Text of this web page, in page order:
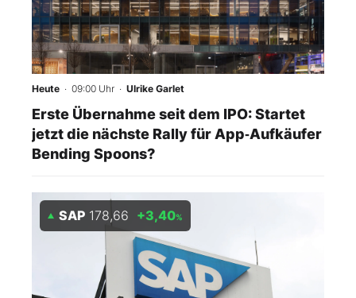
Heute · 09:00 Uhr · Ulrike Garlet
Erste Übernahme seit dem IPO: Startet
jetzt die nächste Rally für App‑Aufkäufer
Bending Spoons?
SAP 178,66 +3,40%